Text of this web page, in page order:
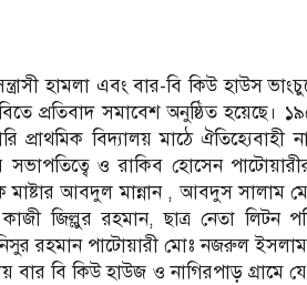
হামলা এবং বার-বি কিউ হাউস
প্রতিবাদ সমাবেশ অনুষ্ঠিত হয়েছে।
প্রাথমিক বিদ্যালয় মাঠে ঐতিহ্যেবাহী
ও রাকিব হোসেন
আবদুল মান্নান , আবদুস সালাম
জিল্লুর রহমান, ছাত্র নেতা লিটন
রহমান পাটোয়ারী মোঃ নজরুল
বার বি কিউ হাউজ ও নাগিরপাড় গ্রামে